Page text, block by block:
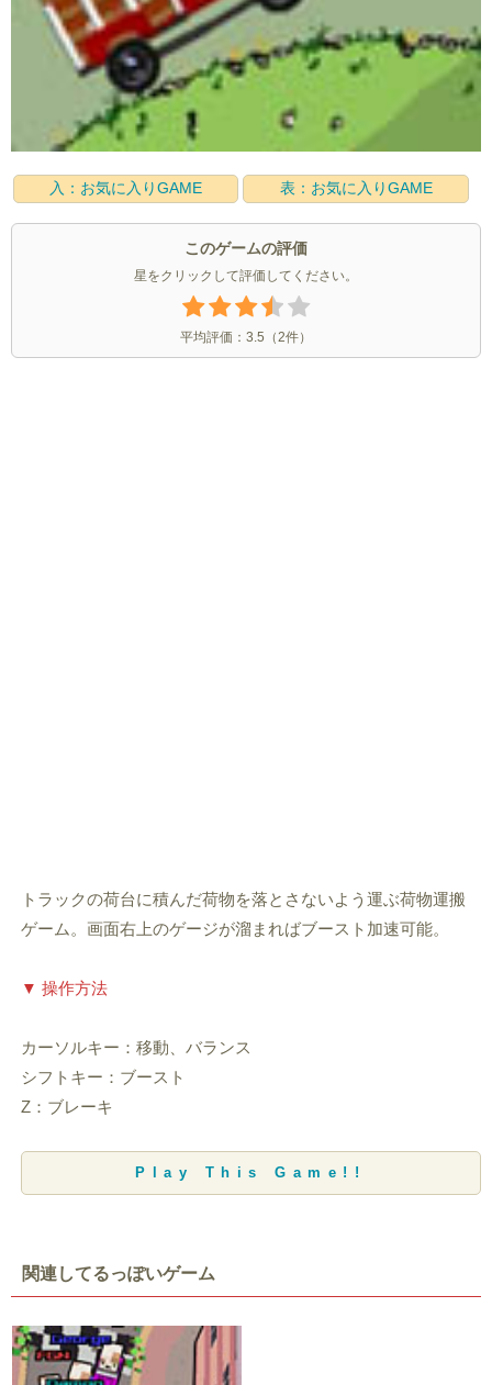
入：お気に入りGAME 表：お気に入りGAME
このゲームの評価
星をクリックして評価してください。
平均評価： 3.5 （2件）
トラックの荷台に積んだ荷物を落とさないよう運ぶ荷物運搬
ゲーム。画面右上のゲージが溜まればブースト加速可能。
▼ 操作方法
カーソルキー：移動、バランス
シフトキー：ブースト
Z：ブレーキ
Play This Game!!
関連してるっぽいゲーム